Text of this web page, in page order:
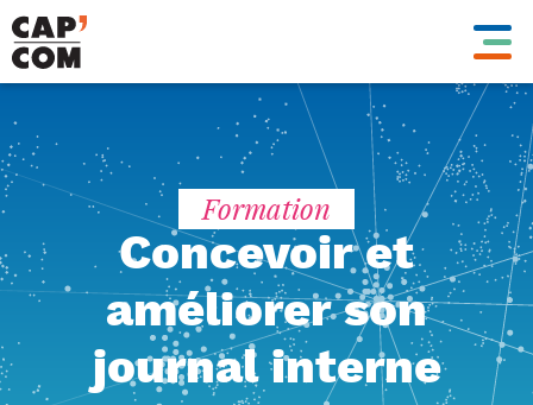
Aller
au
contenu
principal
Formation
Concevoir et
améliorer son
journal interne